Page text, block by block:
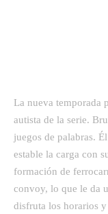
La nueva temporada
autista de la serie.
juegos de palabras.
estable la carga con
formación de
convoy, lo que le da
disfruta los horarios